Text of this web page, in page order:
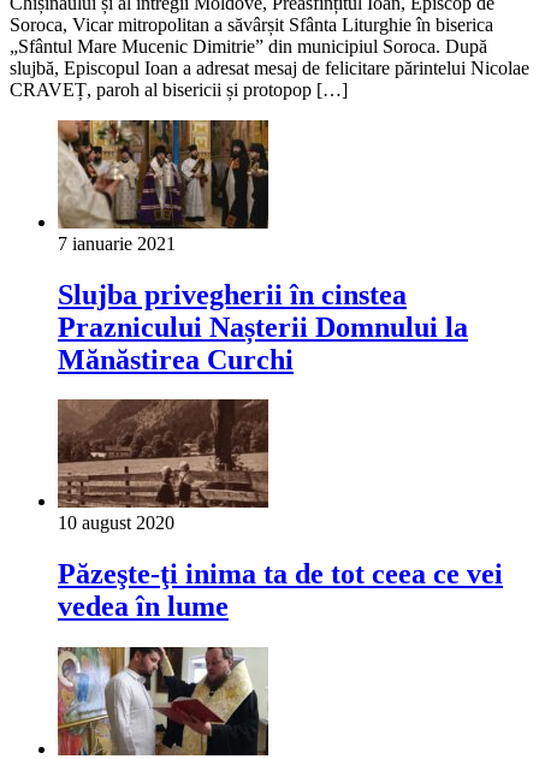
Soroca, Vicar mitropolitan a săvârșit Sfânta Liturghie în biserica
„Sfântul Mare Mucenic Dimitrie” din municipiul Soroca. După
slujbă, Episcopul Ioan a adresat mesaj de felicitare părintelui Nicolae
CRAVEȚ, paroh al bisericii și protopop […]
7 ianuarie 2021
Slujba privegherii în cinstea
Praznicului Nașterii Domnului la
Mănăstirea Curchi
10 august 2020
Păzeşte-ţi inima ta de tot ceea ce vei
vedea în lume